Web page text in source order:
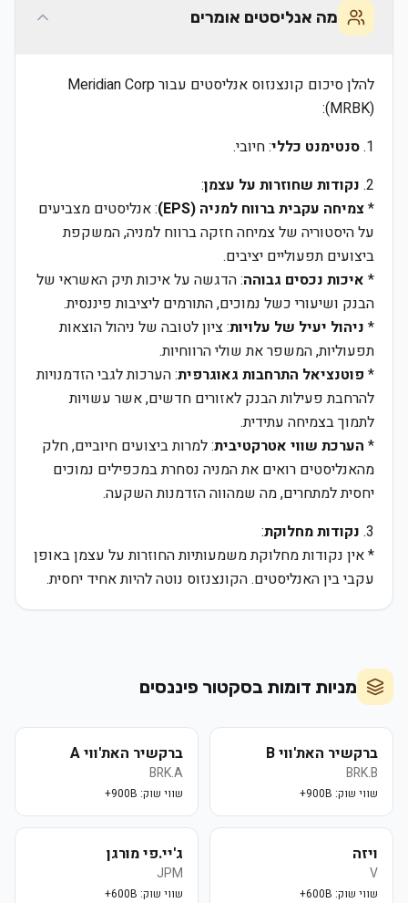
מה אנליסטים אומרים
להלן סיכום קונצנזוס אנליסטים עבור Meridian Corp
(MRBK):
1. סנטימנט כללי: חיובי.
2. נקודות שחוזרות על עצמן:
*צמיחה עקבית ברווח למניה (EPS)
: אנליסטים מצביעים
על היסטוריה של צמיחה חזקה ברווח למניה, המשקפת
ביצועים תפעוליים יציבים.
* איכות נכסים גבוהה: הדגשה על איכות תיק האשראי של
הבנק ושיעורי כשל נמוכים, התורמים ליציבות פיננסית.
* ניהול יעיל של עלויות: ציון לטובה של ניהול הוצאות
תפעוליות, המשפר את שולי הרווחיות.
* פוטנציאל התרחבות גאוגרפית: הערכות לגבי הזדמנויות
להרחבת פעילות הבנק לאזורים חדשים, אשר עשויות
לתמוך בצמיחה עתידית.
* הערכת שווי אטרקטיבית: למרות ביצועים חיוביים, חלק
מהאנליסטים רואים את המניה נסחרת במכפילים נמוכים
יחסית למתחרים, מה שמהווה הזדמנות השקעה.
3. נקודות מחלוקת:
* אין נקודות מחלוקת משמעותיות החוזרות על עצמן באופן
עקבי בין האנליסטים. הקונצנזוס נוטה להיות אחיד יחסית.
מניות דומות בסקטור פיננסים
ברקשיר האת'ווי B
BRK.B
שווי שוק: 900B+
ברקשיר האת'ווי A
BRK.A
שווי שוק: 900B+
ויזה
V
שווי שוק: 600B+
ג'יי.פי מורגן
JPM
שווי שוק: 600B+